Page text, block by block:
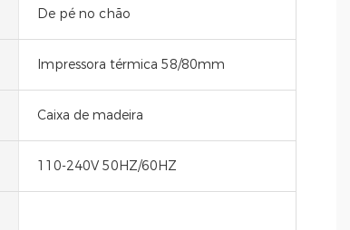
De pé no chão
Impressora térmica 58/80mm
Caixa de madeira
110-240V 50HZ/60HZ